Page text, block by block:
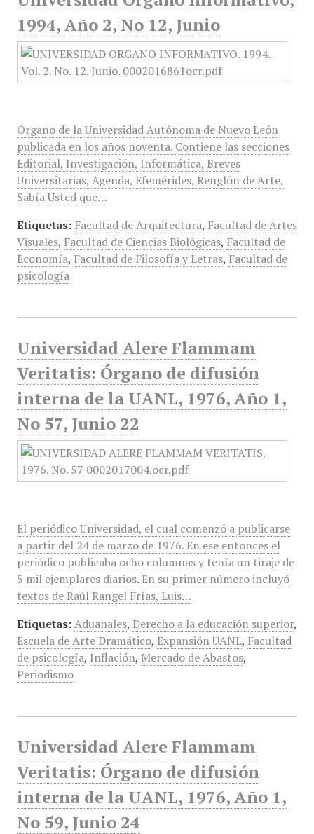
1994, Año 2, No 12, Junio
Órgano de la Universidad Autónoma de Nuevo León
publicada en los años noventa. Contiene las secciones
Editorial, Investigación, Informática, Breves
Universitarias, Agenda, Efemérides, Renglón de Arte,
Sabía Usted que…
Etiquetas: Facultad de Arquitectura, Facultad de Artes
Visuales, Facultad de Ciencias Biológicas, Facultad de
Economía, Facultad de Filosofía y Letras, Facultad de
psicología
Universidad Alere Flammam
Veritatis: Órgano de difusión
interna de la UANL, 1976, Año 1,
No 57, Junio 22
El periódico Universidad, el cual comenzó a publicarse
a partir del 24 de marzo de 1976. En ese entonces el
periódico publicaba ocho columnas y tenía un tiraje de
5 mil ejemplares diarios. En su primer número incluyó
textos de Raúl Rangel Frías, Luis…
Etiquetas: Aduanales, Derecho a la educación superior,
Escuela de Arte Dramático, Expansión UANL, Facultad
de psicología, Inflación, Mercado de Abastos,
Periodismo
Universidad Alere Flammam
Veritatis: Órgano de difusión
interna de la UANL, 1976, Año 1,
No 59, Junio 24